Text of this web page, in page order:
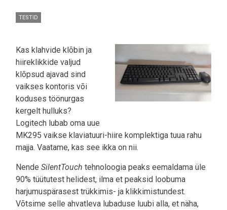
TESTID
Kas klahvide klõbin ja
hiireklikkide valjud
klõpsud ajavad sind
vaikses kontoris või
koduses töönurgas
kergelt hulluks?
Logitech lubab oma uue
MK295 vaikse klaviatuuri-hiire komplektiga tuua rahu
majja. Vaatame, kas see ikka on nii.
Nende SilentTouch tehnoloogia peaks eemaldama üle
90% tüütutest helidest, ilma et peaksid loobuma
harjumuspärasest trükkimis- ja klikkimistundest.
Võtsime selle ahvatleva lubaduse luubi alla, et näha,